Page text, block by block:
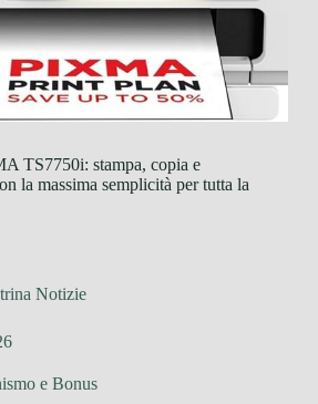
TS7750i: stampa, copia e
la massima semplicità per tutta la
Notizie
e Bonus